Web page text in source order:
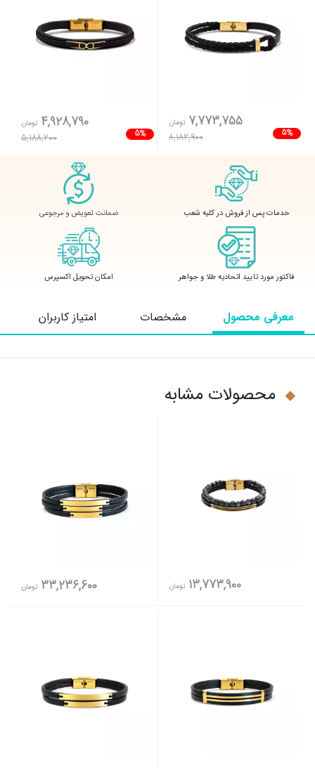
5%
7,773,755 تومان
8,182,900
5%
4,928,790 تومان
5,188,200
خدمات پس از فروش در کلیه شعب ضمانت تعویض و مرجوعی
فاکتور مورد تایید اتحادیه طلا و جواهر امکان تحویل اکسپرس
معرفی محصول مشخصات امتیاز کاربران
محصولات مشابه
13,773,900 تومان 33,236,600 تومان